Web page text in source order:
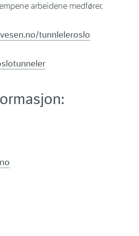
arbeidene medfører.
tunnleleroslo